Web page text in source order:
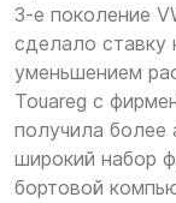
3-е поколение
сделало ставку
уменьшением
Touareg с
получила более
широкий набор
бортовой